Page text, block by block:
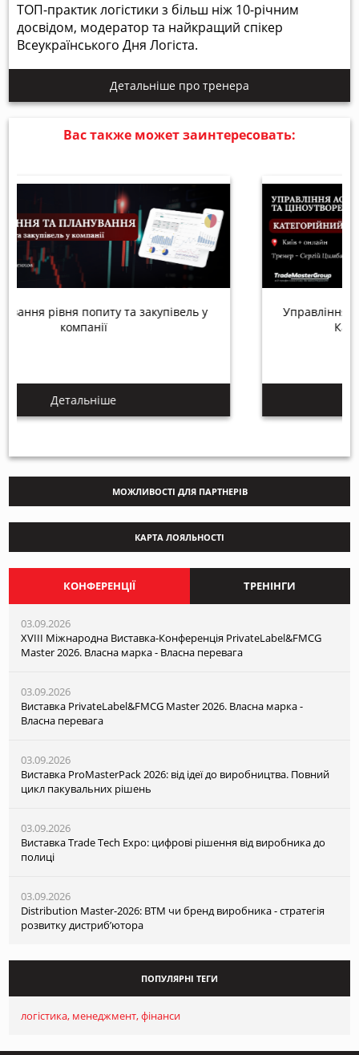
ТОП-практик логістики з більш ніж 10-річним
досвідом, модератор та найкращий спікер
Всеукраїнського Дня Логіста.
Детальніше про тренера
Вас также может заинтересовать:
Управління асортиментом та ціноутворення.
Категорійний менеджмент
МОЖЛИВОСТІ ДЛЯ ПАРТНЕРІВ
КАРТА ЛОЯЛЬНОСТІ
КОНФЕРЕНЦІЇ ТРЕНІНГИ
03.09.2026
XVІІI Міжнародна Виставка-Конференція PrivateLabel&FMCG
Master 2026. Власна марка - Власна перевага
03.09.2026
Виставка PrivateLabel&FMCG Master 2026. Власна марка -
Власна перевага
03.09.2026
Виставка ProMasterPack 2026: від ідеї до виробництва. Повний
цикл пакувальних рішень
03.09.2026
Виставка Trade Tech Expo: цифрові рішення від виробника до
полиці
03.09.2026
Distribution Master-2026: ВТМ чи бренд виробника - стратегія
розвитку дистриб’ютора
ПОПУЛЯРНІ ТЕГИ
логістика менеджмент фінанси